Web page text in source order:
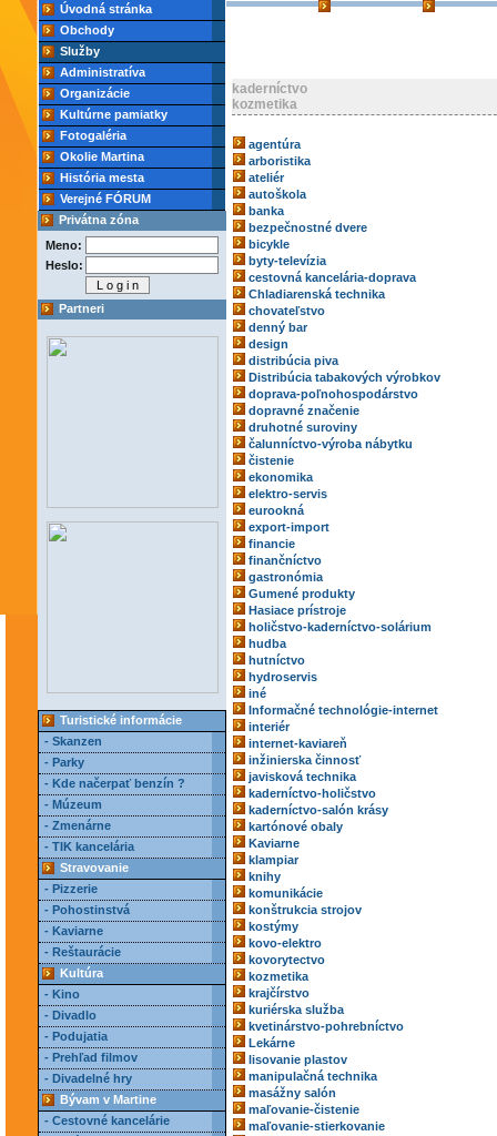
Úvodná stránka
Obchody
Služby
Administratíva
Organizácie
Kultúrne pamiatky
Fotogaléria
Okolie Martina
História mesta
Verejné FÓRUM
Privátna zóna
Meno:
Heslo:
Partneri
Turistické informácie
- Skanzen
- Parky
- Kde načerpať benzín ?
- Múzeum
- Zmenárne
- TIK kancelária
Stravovanie
- Pizzerie
- Pohostinstvá
- Kaviarne
- Reštaurácie
Kultúra
- Kino
- Divadlo
- Podujatia
- Prehľad filmov
- Divadelné hry
Bývam v Martine
- Cestovné kancelárie
kaderníctvo
kozmetika
agentúra
arboristika
ateliér
autoškola
banka
bezpečnostné dvere
bicykle
byty-televízia
cestovná kancelária-doprava
Chladiarenská technika
chovateľstvo
denný bar
design
distribúcia piva
Distribúcia tabakových výrobkov
doprava-poľnohospodárstvo
dopravné značenie
druhotné suroviny
čalunníctvo-výroba nábytku
čistenie
ekonomika
elektro-servis
eurookná
export-import
financie
finančníctvo
gastronómia
Gumené produkty
Hasiace prístroje
holičstvo-kaderníctvo-solárium
hudba
hutníctvo
hydroservis
iné
Informačné technológie-internet
interiér
internet-kaviareň
inžinierska činnosť
javisková technika
kaderníctvo-holičstvo
kaderníctvo-salón krásy
kartónové obaly
Kaviarne
klampiar
knihy
komunikácie
konštrukcia strojov
kostýmy
kovo-elektro
kovorytectvo
kozmetika
krajčírstvo
kuriérska služba
kvetinárstvo-pohrebníctvo
Lekárne
lisovanie plastov
manipulačná technika
masážny salón
maľovanie-čistenie
maľovanie-stierkovanie